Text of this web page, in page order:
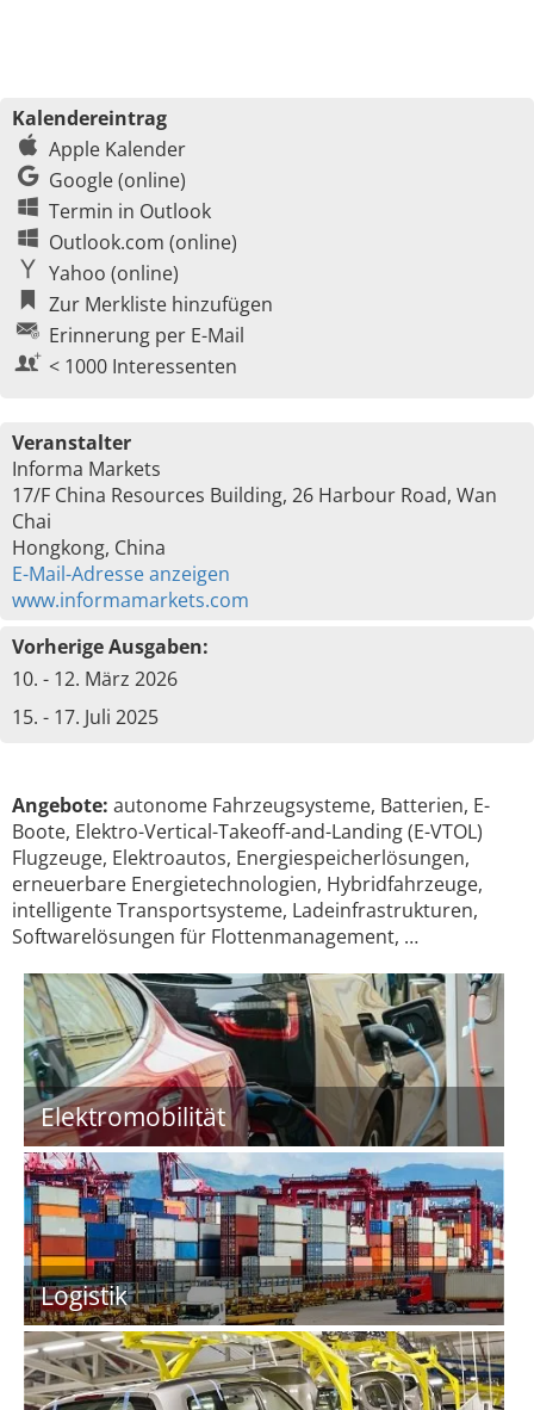
Kalendereintrag
Apple Kalender
Google (online)
Termin in Outlook
Outlook.com (online)
Yahoo (online)
Zur Merkliste hinzufügen
Erinnerung per E-Mail
< 1000 Interessenten
Veranstalter
Informa Markets
17/F China Resources Building, 26 Harbour Road, Wan
Chai
Hongkong, China
E-Mail-Adresse anzeigen
www.informamarkets.com
Vorherige Ausgaben:
10. - 12. März 2026
15. - 17. Juli 2025
Angebote: autonome Fahrzeugsysteme, Batterien, E-
Boote, Elektro-Vertical-Takeoff-and-Landing (E-VTOL)
Flugzeuge, Elektroautos, Energiespeicherlösungen,
erneuerbare Energietechnologien, Hybridfahrzeuge,
intelligente Transportsysteme, Ladeinfrastrukturen,
Softwarelösungen für Flottenmanagement, …
Elektromobilität
Logistik